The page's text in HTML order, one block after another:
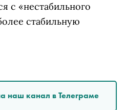
с «нестабильного
стабильную
наш канал в Телеграме